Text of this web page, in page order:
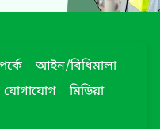
আইন/বিধিমালা
যোগাযোগ
মিডিয়া